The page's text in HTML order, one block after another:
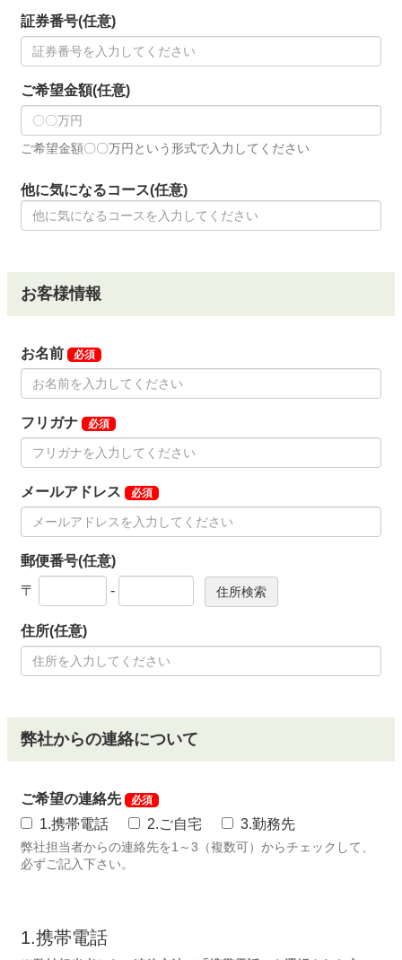
証券番号(任意)
ご希望金額(任意)
ご希望金額〇〇万円という形式で入力してください
他に気になるコース(任意)
お客様情報
お名前 必須
フリガナ 必須
メールアドレス 必須
郵便番号(任意)
〒
-
住所(任意)
弊社からの連絡について
ご希望の連絡先 必須
1.携帯電話 2.ご自宅 3.勤務先
弊社担当者からの連絡先を1～3（複数可）からチェックして、
必ずご記入下さい。
1.携帯電話